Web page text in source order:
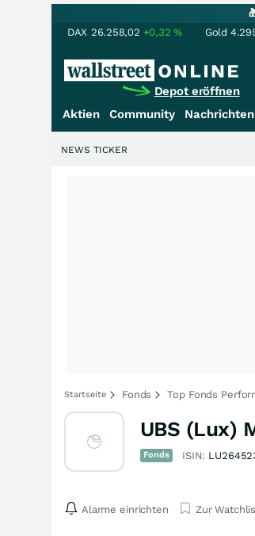
DAX 26.258,02 +0,32% Gold
Depot eröffnen
Aktien Community Nachrichten
NEWS TICKER
Startseite Fonds Top Fonds
UBS (Lux)
Fonds ISIN:
Alarme einrichten Zur